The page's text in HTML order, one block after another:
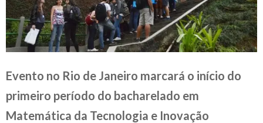
Evento no Rio de Janeiro marcará o início do
primeiro período do bacharelado em
Matemática da Tecnologia e Inovação